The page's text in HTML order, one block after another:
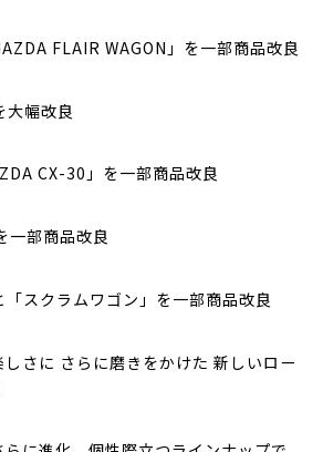
FLAIR WAGON」を一部商品改良
大幅改良
CX-30」を一部商品改良
一部商品改良
「スクラムワゴン」を一部商品改良
さに さらに磨きをかけた 新しいロー